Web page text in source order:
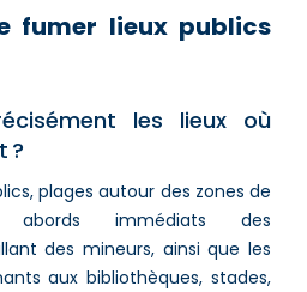
fumer lieux publics
les lieux où
?
plages autour des zones de
abords immédiats des
des mineurs, ainsi que les
aux bibliothèques, stades,